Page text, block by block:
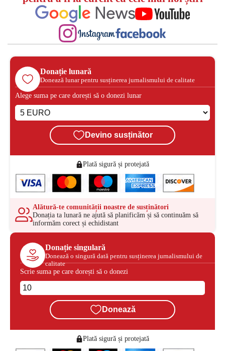
Donație lunară
Donează lunar pentru susținerea jurnalismului de calitate
Alege suma pe care dorești să o donezi lunar
Devino susținător
Plată sigură și protejată
Alătură-te comunității noastre de susținători
Donația ta lunară ne ajută să planificăm și să continuăm să
informăm corect și echidistant
Donație singulară
Donează o singură dată pentru susținerea jurnalismului de
calitate
Scrie suma pe care dorești să o donezi
Donează
Plată sigură și protejată